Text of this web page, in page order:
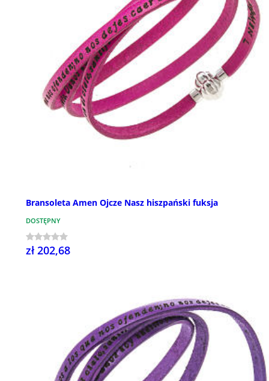
Bransoleta Amen Ojcze Nasz hiszpański fuksja
DOSTĘPNY
zł 202,68